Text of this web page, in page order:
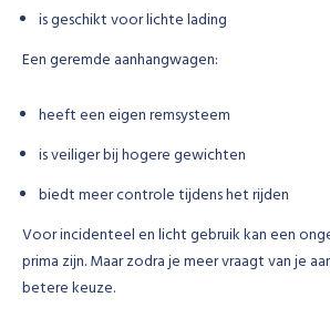
is geschikt voor lichte lading
Een geremde aanhangwagen:
heeft een eigen remsysteem
is veiliger bij hogere gewichten
biedt meer controle tijdens het rijden
Voor incidenteel en licht gebruik kan een
prima zijn. Maar zodra je meer vraagt van je
betere keuze.